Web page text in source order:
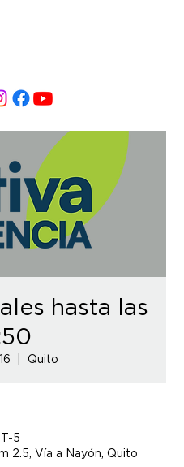
hasta las
Quito
5
2.5, Vía a Nayón, Quito